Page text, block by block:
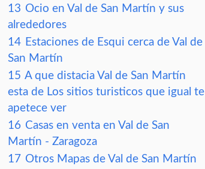
13 Ocio en Val de San Martín y sus
alrededores
14 Estaciones de Esqui cerca de Val de
San Martín
15 A que distacia Val de San Martín
esta de Los sitios turisticos que igual te
apetece ver
16 Casas en venta en Val de San
Martín - Zaragoza
17 Otros Mapas de Val de San Martín